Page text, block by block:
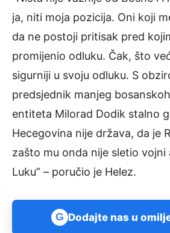
ja, niti moja pozicija. Oni koji
da ne postoji pritisak pred
promijenio odluku. Čak, što
sigurniji u svoju odluku. S
predsjednik manjeg
entiteta Milorad Dodik stalno
Hecegovina nije država, da je
zašto mu onda nije sletio vojni
Luku” – poručio je Helez.
G Dodajte nas u